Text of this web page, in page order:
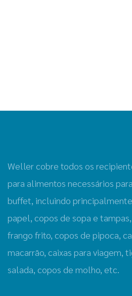
Weller cobre todos os
para alimentos necessários
buffet, incluindo
papel, copos de sopa e
frango frito, copos de pipoca,
macarrão, caixas para viagem,
salada, copos de molho, etc.